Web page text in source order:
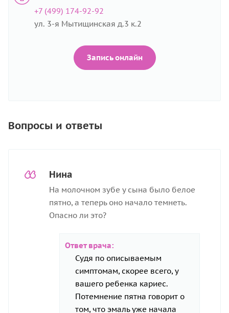
+7 (499) 174-92-92
ул. 3-я Мытищинская д.3 к.2
Запись онлайн
Вопросы и ответы
Нина
На молочном зубе у сына было белое
пятно, а теперь оно начало темнеть.
Опасно ли это?
Ответ врача:
Судя по описываемым
симптомам, скорее всего, у
вашего ребенка кариес.
Потемнение пятна говорит о
том, что эмаль уже начала